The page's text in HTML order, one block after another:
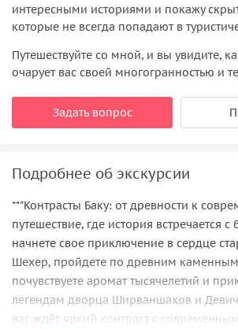
интересными историями и покажу
которые не всегда попадают в
Путешествуйте со мной, и вы увидите,
очарует вас своей многогранностью и
Задать вопрос
Подробнее об экскурсии
**"Контрасты Баку: от древности к
путешествие, где история встречается
начнете свое приключение в сердце
Шехер, пройдете по древним
почувствуете аромат тысячелетий и
легендам дворца Ширваншахов и
вас ждёт яркий контраст с